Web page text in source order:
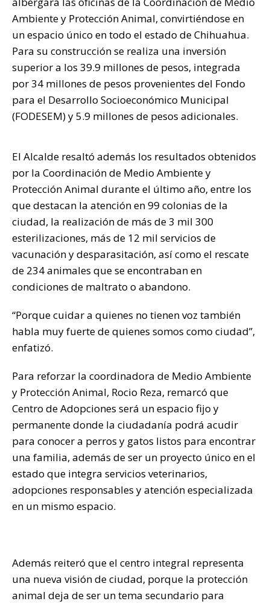
Ambiente y Protección Animal, convirtiéndose en
un espacio único en todo el estado de Chihuahua.
Para su construcción se realiza una inversión
superior a los 39.9 millones de pesos, integrada
por 34 millones de pesos provenientes del Fondo
para el Desarrollo Socioeconómico Municipal
(FODESEM) y 5.9 millones de pesos adicionales.
El Alcalde resaltó además los resultados obtenidos
por la Coordinación de Medio Ambiente y
Protección Animal durante el último año, entre los
que destacan la atención en 99 colonias de la
ciudad, la realización de más de 3 mil 300
esterilizaciones, más de 12 mil servicios de
vacunación y desparasitación, así como el rescate
de 234 animales que se encontraban en
condiciones de maltrato o abandono.
“Porque cuidar a quienes no tienen voz también
habla muy fuerte de quienes somos como ciudad”,
enfatizó.
Para reforzar la coordinadora de Medio Ambiente
y Protección Animal, Rocio Reza, remarcó que
Centro de Adopciones será un espacio fijo y
permanente donde la ciudadanía podrá acudir
para conocer a perros y gatos listos para encontrar
una familia, además de ser un proyecto único en el
estado que integra servicios veterinarios,
adopciones responsables y atención especializada
en un mismo espacio.
Además reiteró que el centro integral representa
una nueva visión de ciudad, porque la protección
animal deja de ser un tema secundario para